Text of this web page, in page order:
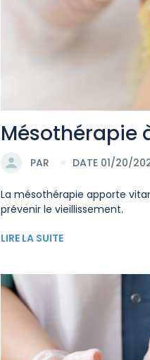
Mésothérapie
PAR DATE 01/20/
La mésothérapie apporte
prévenir le vieillissement.
LIRE LA SUITE